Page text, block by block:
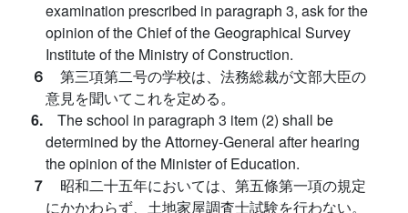
examination prescribed in paragraph 3, ask for the
opinion of the Chief of the Geographical Survey
Institute of the Ministry of Construction.
６ 第三項第二号の学校は、法務総裁が文部大臣の
意見を聞いてこれを定める。
6. The school in paragraph 3 item (2) shall be
determined by the Attorney-General after hearing
the opinion of the Minister of Education.
７ 昭和二十五年においては、第五條第一項の規定
にかかわらず、土地家屋調査士試験を行わない。